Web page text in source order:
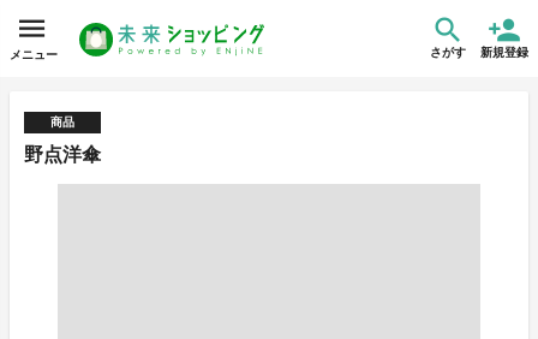
メニュー さがす 新規登録
商品
野点洋傘